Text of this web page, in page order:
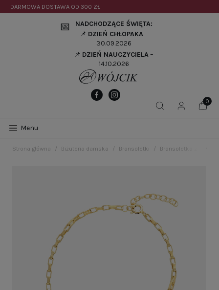
DARMOWA DOSTAWA OD 300 ZŁ
📅
NADCHODZĄCE ŚWIĘTA:
📌 DZIEŃ CHŁOPAKA–
30.09.2026
📌 DZIEŃ NAUCZYCIELA–
14.10.2026
Menu
Strona główna Biżuteria damska Bransoletki Bransoletka z